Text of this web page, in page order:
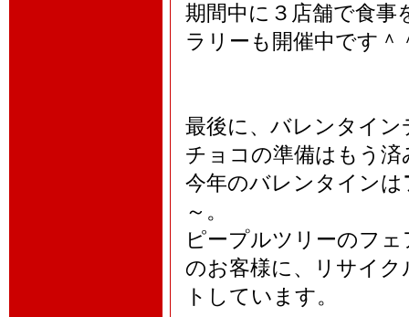
期間中に３店舗で食
ラリーも開催中です＾
最後に、バレンタイ
チョコの準備はもう
今年のバレンタインは
～。
ピープルツリーのフ
のお客様に、リサイ
トしています。